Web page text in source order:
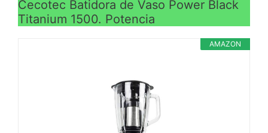
Cecotec Batidora de Vaso Power Black
Titanium 1500. Potencia
AMAZON